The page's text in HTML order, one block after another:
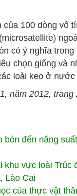
100 dòng vô
có ý nghĩa
chọn giống và
loài keo ở nước
năm 2012, trang
đến năng
khu vực loài Trúc
Lào Cai
của thực vật